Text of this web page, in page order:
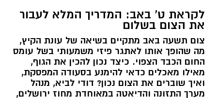
מנהל מטה משכנתאות, וכן מנהל הסניפים תל
אביב, מודיעין עילית ורוממה
סניף הבנקאות הפרטית של בנק ירושלים, הממוקם
סמוך למלון וולדורף אסטוריהבבירה, מספק
שירותים פיננסיים ללקוחות פרטיים ולתושבי חוץ.
פעילות הסניף מתמקדת במתן שירותים מותאמים
תגים:מגדלי הים התיכון
בתחילת השבוע התקיים יריד האומנים'יוצרים בגיל
במגדלי הים התיכון בירושלים. מדוברביריד אומנים
ייחודי , שנערךזו השנה הרביעית ברציפות, המורכב
כולומ פרי יצירותיהם של אומניםבני הגיל השלישי
אל הפסטיבל השנהאליו הגיעו מאות מתושבי
לקראת ט' באב: המדריך המלא לעבור
את הצום בשלום
צום תשעה באב מתקיים בשיאה של עונת הקיץ,
מה שהופך אותו לאתגר פיזי משמעותי בשל עומס
החום הכבד הצפוי. כיצד נכון להכין את הגוף,
מאילו מאכלים כדאי להימנע בסעודה המפסקת,
ואיך שוברים את הצום נכון? דודי לביא, מנהל
מערך התזונה והדיאטה במאוחדת מחוז ירושלים,